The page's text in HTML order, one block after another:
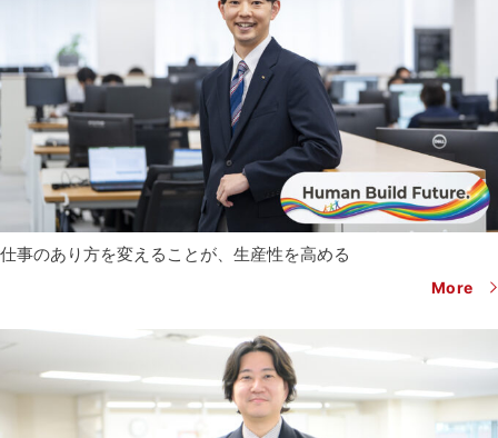
仕事のあり方を変えることが、生産性を高める
More